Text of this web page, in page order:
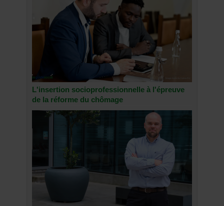
L'insertion socioprofessionnelle à l'épreuve
de la réforme du chômage